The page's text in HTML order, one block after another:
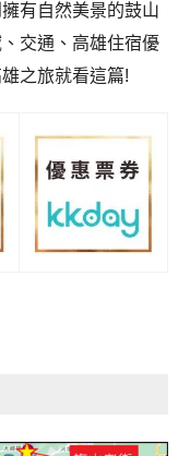
有自然美景的鼓山
、 交通 、 高雄住宿優
之旅就看這篇!